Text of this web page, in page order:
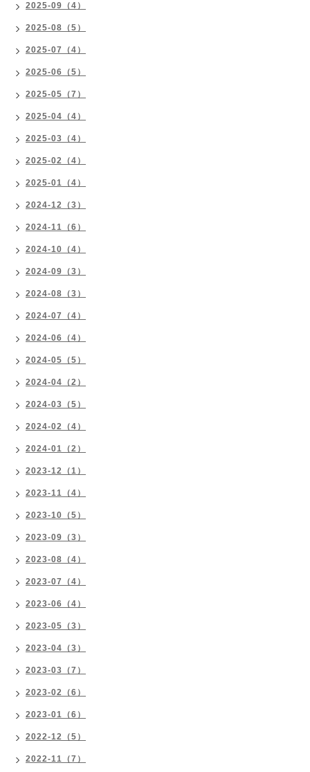
2025-09（4）
2025-08（5）
2025-07（4）
2025-06（5）
2025-05（7）
2025-04（4）
2025-03（4）
2025-02（4）
2025-01（4）
2024-12（3）
2024-11（6）
2024-10（4）
2024-09（3）
2024-08（3）
2024-07（4）
2024-06（4）
2024-05（5）
2024-04（2）
2024-03（5）
2024-02（4）
2024-01（2）
2023-12（1）
2023-11（4）
2023-10（5）
2023-09（3）
2023-08（4）
2023-07（4）
2023-06（4）
2023-05（3）
2023-04（3）
2023-03（7）
2023-02（6）
2023-01（6）
2022-12（5）
2022-11（7）